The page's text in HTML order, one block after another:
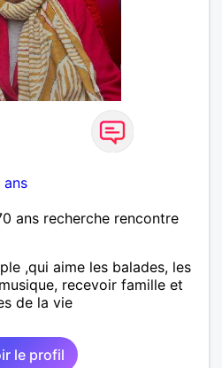
ans
ans recherche rencontre
,qui aime les balades, les
recevoir famille et
de la vie
le profil